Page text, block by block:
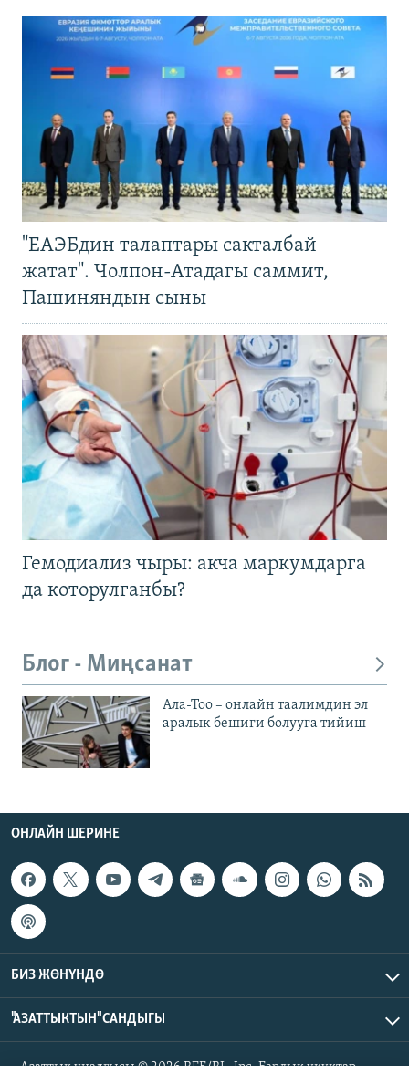
"ЕАЭБдин талаптары сакталбай
жатат". Чолпон-Атадагы саммит,
Пашиняндын сыны
Гемодиализ чыры: акча маркумдарга
да которулганбы?
Блог - Миңсанат
Ала-Тоо – онлайн таалимдин эл
аралык бешиги болууга тийиш
ОНЛАЙН ШЕРИНЕ
БИЗ ЖӨНҮНДӨ
"АЗАТТЫКТЫН" САНДЫГЫ
Азаттык үналгысы © 2026 RFE/RL, Inc. Бардык укуктар